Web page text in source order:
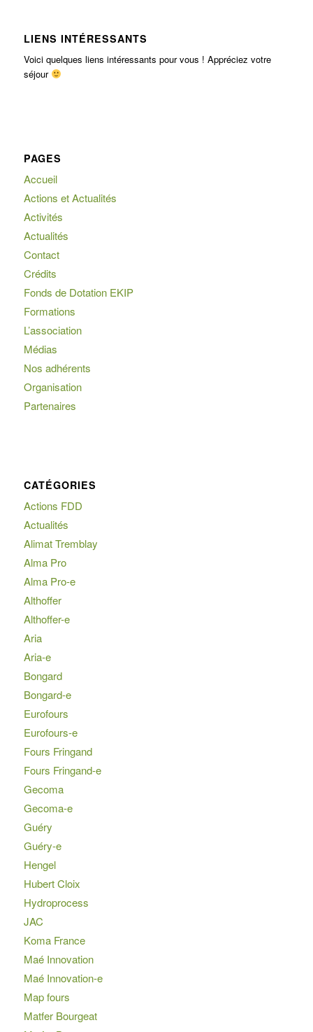
LIENS INTÉRESSANTS
Voici quelques liens intéressants pour vous ! Appréciez votre
séjour
PAGES
Accueil
Actions et Actualités
Activités
Actualités
Contact
Crédits
Fonds de Dotation EKIP
Formations
L’association
Médias
Nos adhérents
Organisation
Partenaires
CATÉGORIES
Actions FDD
Actualités
Alimat Tremblay
Alma Pro
Alma Pro-e
Althoffer
Althoffer-e
Aria
Aria-e
Bongard
Bongard-e
Eurofours
Eurofours-e
Fours Fringand
Fours Fringand-e
Gecoma
Gecoma-e
Guéry
Guéry-e
Hengel
Hubert Cloix
Hydroprocess
JAC
Koma France
Maé Innovation
Maé Innovation-e
Map fours
Matfer Bourgeat